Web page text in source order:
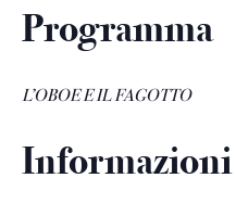
Programma
L’OBOE E IL FAGOTTO
Informazioni